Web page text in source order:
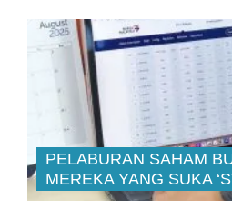
PELABURAN SAHAM
MEREKA YANG SUKA